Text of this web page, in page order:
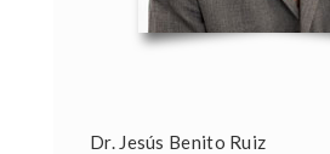
Dr. Jesús Benito Ruiz